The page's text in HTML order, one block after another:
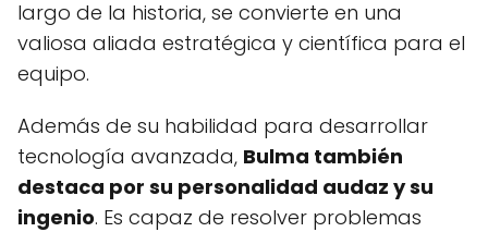
largo de la historia, se convierte en una
valiosa aliada estratégica y científica para el
equipo.
Además de su habilidad para desarrollar
tecnología avanzada, Bulma también
destaca por su personalidad audaz y su
ingenio. Es capaz de resolver problemas